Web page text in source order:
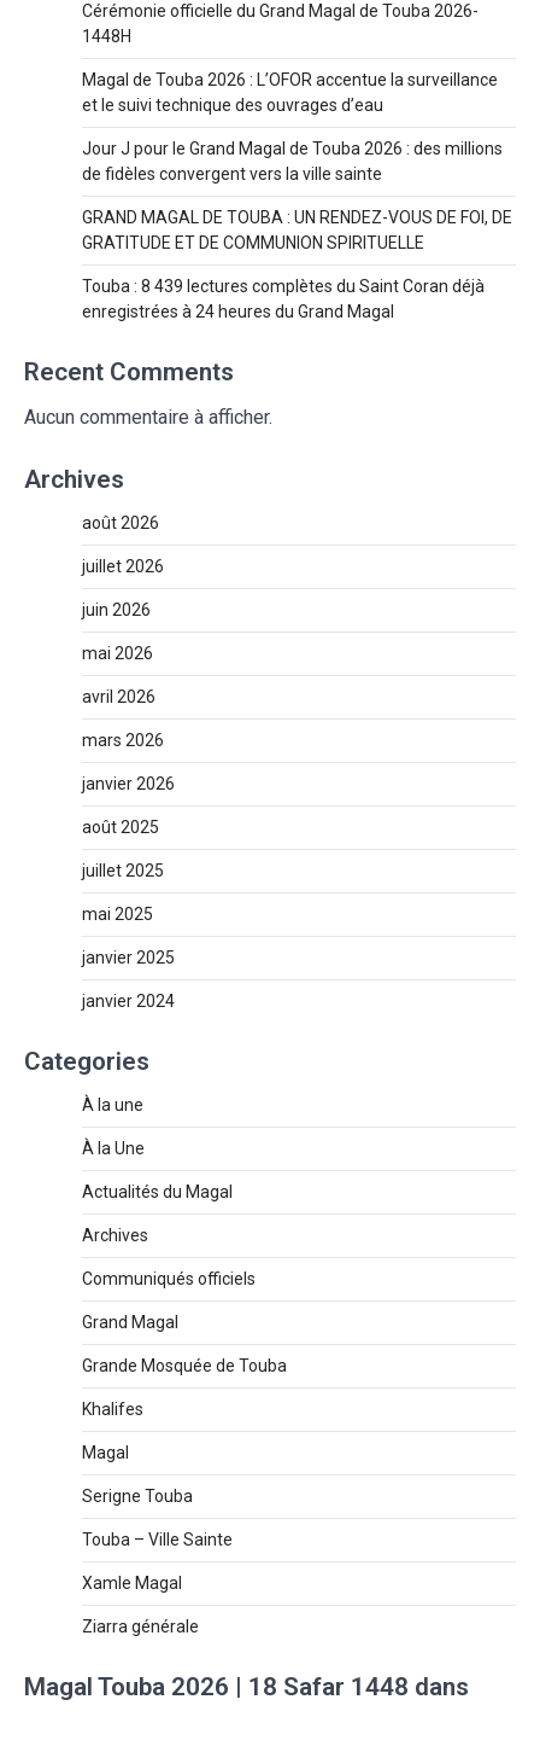
Cérémonie officielle du Grand Magal de Touba 2026-
1448H
Magal de Touba 2026 : L’OFOR accentue la surveillance
et le suivi technique des ouvrages d’eau
Jour J pour le Grand Magal de Touba 2026 : des millions
de fidèles convergent vers la ville sainte
GRAND MAGAL DE TOUBA : UN RENDEZ-VOUS DE FOI, DE
GRATITUDE ET DE COMMUNION SPIRITUELLE
Touba : 8 439 lectures complètes du Saint Coran déjà
enregistrées à 24 heures du Grand Magal
Recent Comments
Aucun commentaire à afficher.
Archives
août 2026
juillet 2026
juin 2026
mai 2026
avril 2026
mars 2026
janvier 2026
août 2025
juillet 2025
mai 2025
janvier 2025
janvier 2024
Categories
À la une
À la Une
Actualités du Magal
Archives
Communiqués officiels
Grand Magal
Grande Mosquée de Touba
Khalifes
Magal
Serigne Touba
Touba – Ville Sainte
Xamle Magal
Ziarra générale
Magal Touba 2026 | 18 Safar 1448 dans